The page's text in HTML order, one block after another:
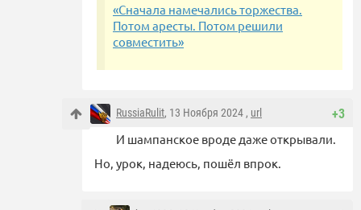
«Сначала намечались торжества.
Потом аресты. Потом решили
совместить»
+3
RussiaRulit, 13 Ноября 2024 , url
И шампанское вроде даже открывали.
Но, урок, надеюсь, пошёл впрок.